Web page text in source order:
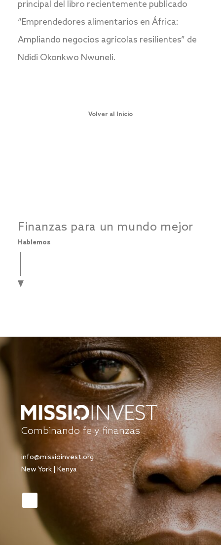
principal del libro recientemente publicado
“Emprendedores alimentarios en África:
Ampliando negocios agrícolas resilientes” de
Ndidi Okonkwo Nwuneli.
Volver al Inicio
Finanzas para un mundo mejor
Hablemos
Combinando fe y finanzas
info@missioinvest.org
New York | Kenya